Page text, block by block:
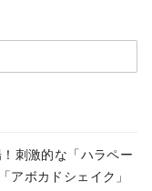
刺激的な「ハラペー
アボカドシェイク」